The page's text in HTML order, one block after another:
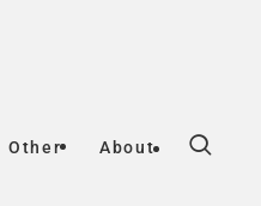
Other About